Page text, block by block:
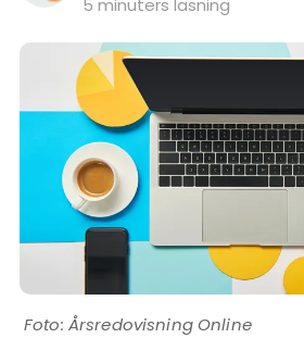
5 minuters läsning
Årsredovisning Online